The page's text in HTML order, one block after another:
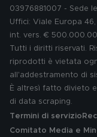
03976881007 - Sede
Uffici: Viale Europa
int. vers. €
Tutti i diritti riservati.
riprodotti è vietata
all'addestramento di
È altresì fatto divieto
di data scraping.
Termini di servizio
Comitato Media e